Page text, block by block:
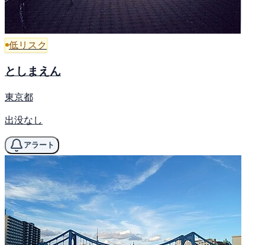
低リスク
としまえん
東京都
出没なし
アラート